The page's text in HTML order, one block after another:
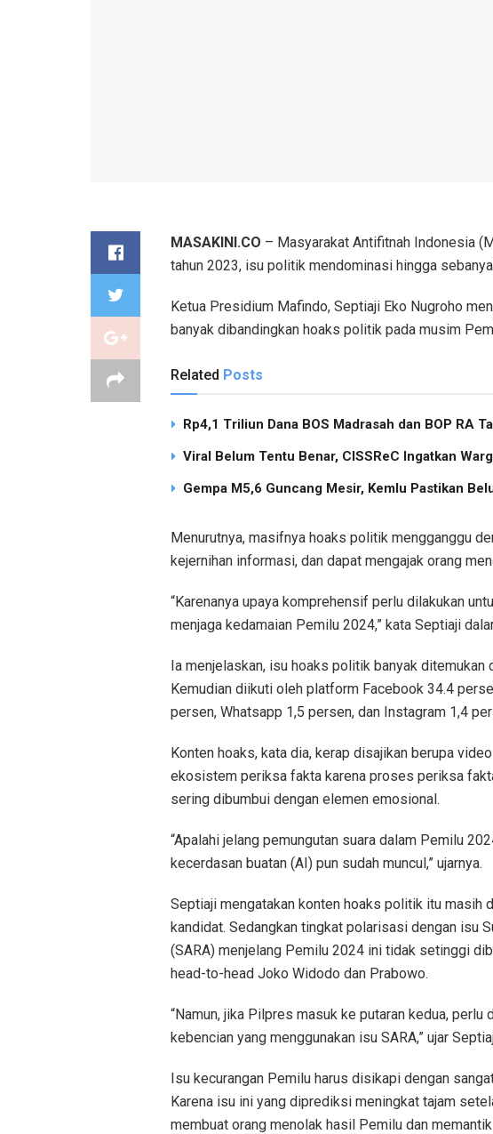
MASAKINI.CO – Masyarakat Antifitnah Indonesia
tahun 2023, isu politik mendominasi hingga
Ketua Presidium Mafindo, Septiaji Eko Nugroho
banyak dibandingkan hoaks politik pada musim
Related Posts
Rp4,1 Triliun Dana BOS Madrasah dan BOP RA
Viral Belum Tentu Benar, CISSReC Ingatkan
Gempa M5,6 Guncang Mesir, Kemlu Pastikan
Menurutnya, masifnya hoaks politik mengganggu
kejernihan informasi, dan dapat mengajak orang
“Karenanya upaya komprehensif perlu dilakukan
menjaga kedamaian Pemilu 2024,” kata Septiaji
Ia menjelaskan, isu hoaks politik banyak
Kemudian diikuti oleh platform Facebook 34.4
persen, Whatsapp 1,5 persen, dan Instagram 1,4
Konten hoaks, kata dia, kerap disajikan berupa
ekosistem periksa fakta karena proses periksa
sering dibumbui dengan elemen emosional.
“Apalahi jelang pemungutan suara dalam Pemilu
kecerdasan buatan (AI) pun sudah muncul,” ujarnya.
Septiaji mengatakan konten hoaks politik itu masih
kandidat. Sedangkan tingkat polarisasi dengan isu
(SARA) menjelang Pemilu 2024 ini tidak setinggi
head-to-head Joko Widodo dan Prabowo.
“Namun, jika Pilpres masuk ke putaran kedua,
kebencian yang menggunakan isu SARA,” ujar
Isu kecurangan Pemilu harus disikapi dengan
Karena isu ini yang diprediksi meningkat tajam
membuat orang menolak hasil Pemilu dan memantik